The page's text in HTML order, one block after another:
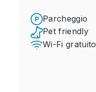
Parcheggio
Pet friendly
Wi-Fi gratuito